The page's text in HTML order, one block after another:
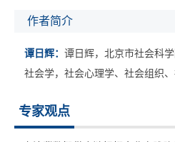
作者简介
谭日辉： 谭日辉，北京市社会科
社会学，社会心理学、社会组织、
专家观点